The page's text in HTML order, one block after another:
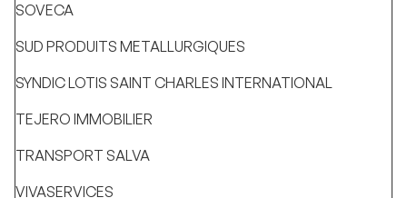
SOVECA
SUD PRODUITS METALLURGIQUES
SYNDIC LOTIS SAINT CHARLES INTERNATIONAL
TEJERO IMMOBILIER
TRANSPORT SALVA
VIVASERVICES